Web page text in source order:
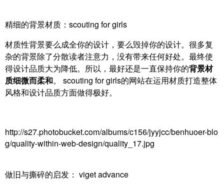
精细的背景材质：scouting for girls
材质性背景要么成全你的设计，要么毁掉你的设计。很多复
杂的背景除了分散读者注意力，没有带来任何好处。最终使
得设计品质大为降低。所以，最好还是一直保持你的背景材
质细微而柔和。 scouting for girls的网站在运用材质打造整体
风格和设计品质方面做得极好。
http://s27.photobucket.com/albums/c156/jyyjcc/benhuoer-blo
g/quality-within-web-design/quality_17.jpg
做旧与撕碎的启发： viget advance